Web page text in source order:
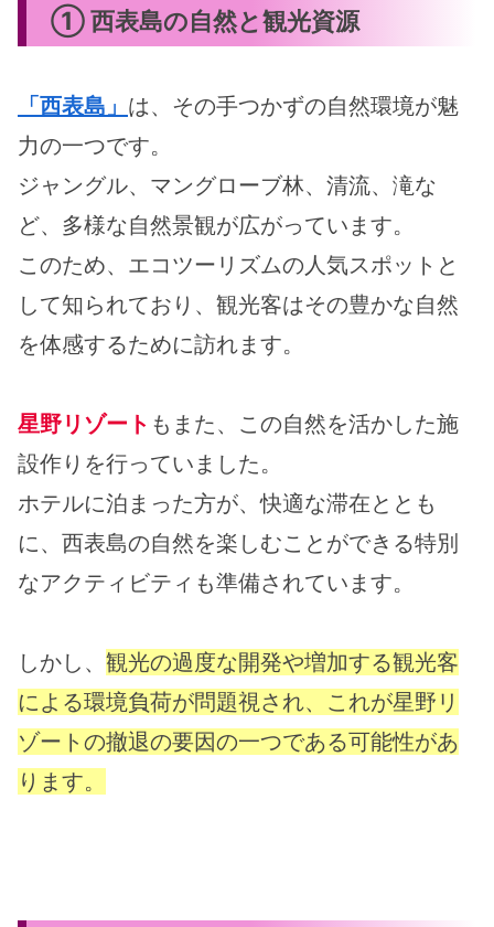
① 西表島の自然と観光資源
「西表島」 は、その手つかずの自然環境が魅
力の一つです。
ジャングル、マングローブ林、清流、滝な
ど、多様な自然景観が広がっています。
このため、エコツーリズムの人気スポットと
して知られており、観光客はその豊かな自然
を体感するために訪れます。
星野リゾート もまた、この自然を活かした施
設作りを行っていました。
ホテルに泊まった方が、快適な滞在ととも
に、西表島の自然を楽しむことができる特別
なアクティビティも準備されています。
しかし、 観光の過度な開発や増加する観光客
による環境負荷が問題視され、これが星野リ
ゾートの撤退の要因の一つである可能性があ
ります。